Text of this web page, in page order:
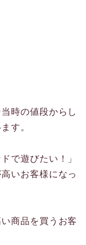
時の値段からし
す。
で遊びたい！」
いお客様になっ
商品を買うお客